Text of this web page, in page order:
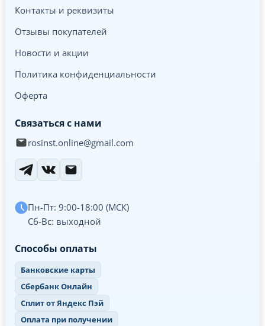
Контакты и реквизиты
Отзывы покупателей
Новости и акции
Политика конфиденциальности
Оферта
Связаться с нами
rosinst.online@gmail.com
Пн-Пт: 9:00-18:00 (МСК)
Сб-Вс: выходной
Способы оплаты
Банковские карты
Сбербанк Онлайн
Сплит от Яндекс Пэй
Оплата при получении